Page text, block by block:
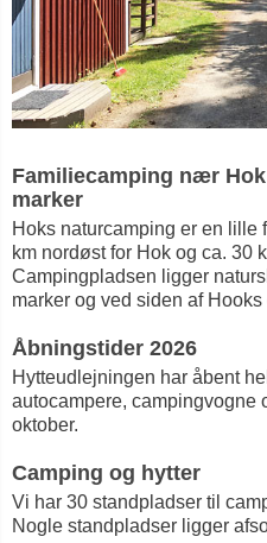
Familiecamping nær
marker
Hoks naturcamping er en
km nordøst for Hok og ca. 30
Campingpladsen ligger
marker og ved siden af Hooks
Åbningstider 2026
Hytteudlejningen har åbent
autocampere, campingvogne
oktober.
Camping og hytter
Vi har 30 standpladser til
Nogle standpladser ligger